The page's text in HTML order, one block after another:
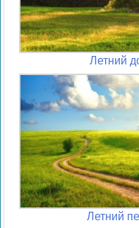
Летний
Летний